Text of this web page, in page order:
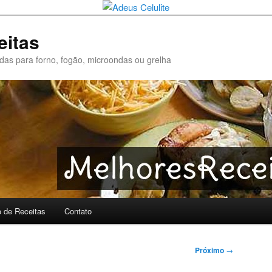
para forno, fogão, microondas ou grelha
de Receitas Contato
Próximo →